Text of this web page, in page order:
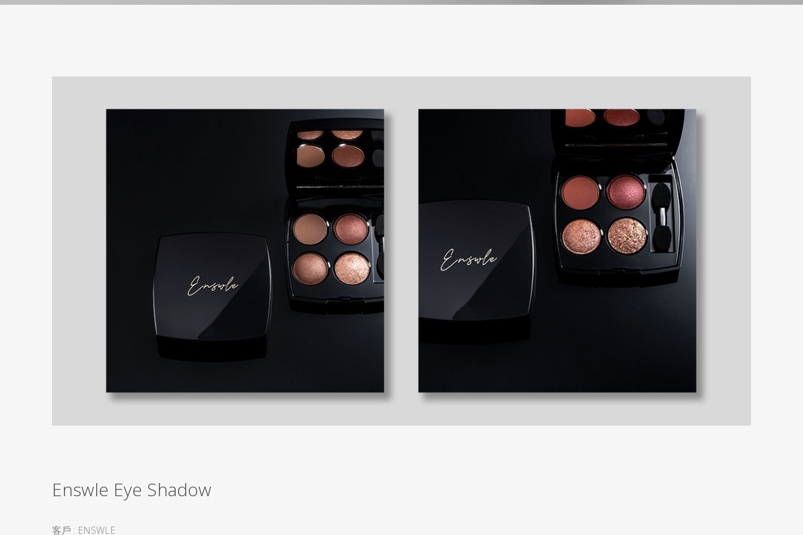
Enswle Eye Shadow
客戶 : ENSWLE